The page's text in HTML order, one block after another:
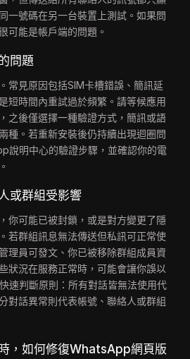
一號碼在另一台裝置上測試。如果問
可能是帳戶端的問題。
問題
常見原因包括SIM卡槽錯誤、簡訊延
短時間內重試過於頻繁。請等候應用
之後僅選擇一種驗證方式，簡訊或語
種。若重新安裝後仍持續出現迴圈問
說明中心的驗證步驟，並確認你的電
或群組受影響
你可能已被封鎖，或是對方變更了隱
若群組訊息無法傳送但私訊可正常使
理員可發文、你已被移除群組成員資
狀況在服務正常時，可能會讓你誤以
速判斷原則：所有對話皆無法使用代
對話異常則代表帳號、聯絡人或群組
，如何修復WhatsApp網頁版